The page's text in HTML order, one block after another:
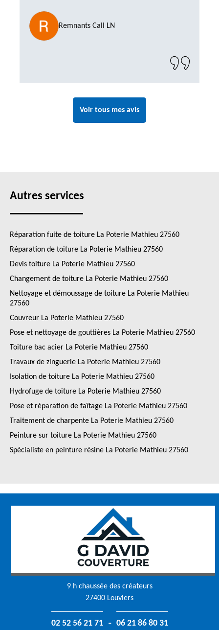
ponctuel et à l’écoute, le résultat est
impeccable et le chantier a été laissé propre.
Un artisan de confiance que je n’hésiterai pas
Remnants Call LN
Voir tous mes avis
Autres services
Réparation fuite de toiture La Poterie Mathieu 27560
Réparation de toiture La Poterie Mathieu 27560
Devis toiture La Poterie Mathieu 27560
Changement de toiture La Poterie Mathieu 27560
Nettoyage et démoussage de toiture La Poterie Mathieu
27560
Couvreur La Poterie Mathieu 27560
Pose et nettoyage de gouttières La Poterie Mathieu 27560
Toiture bac acier La Poterie Mathieu 27560
Travaux de zinguerie La Poterie Mathieu 27560
Isolation de toiture La Poterie Mathieu 27560
Hydrofuge de toiture La Poterie Mathieu 27560
Pose et réparation de faîtage La Poterie Mathieu 27560
Traitement de charpente La Poterie Mathieu 27560
Peinture sur toiture La Poterie Mathieu 27560
Spécialiste en peinture résine La Poterie Mathieu 27560
9 h chaussée des créateurs
27400 Louviers
02 52 56 21 71 - 06 21 86 80 31